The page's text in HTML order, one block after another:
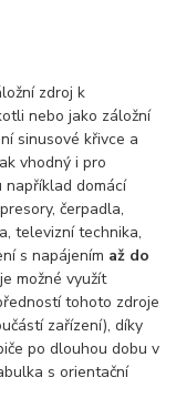
zdroj k
nebo jako záložní
sinusové křivce a
vhodný i pro
například domácí
čerpadla,
televizní technika,
s napájením až do
možné využít
tohoto zdroje
zařízení), díky
po dlouhou dobu v
s orientační